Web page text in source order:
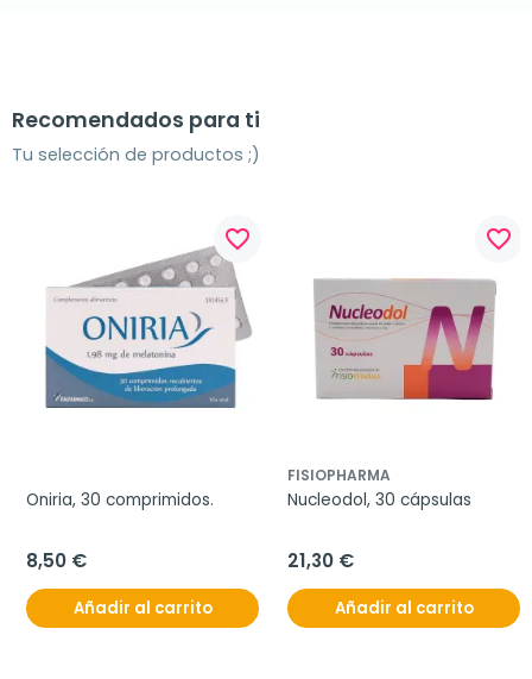
Recomendados para ti
Tu selección de productos ;)
favorite_border
Oniria, 30 comprimidos.
8,50 €
Añadir al carrito
favorite_border
FISIOPHARMA
Nucleodol, 30 cápsulas
21,30 €
Añadir al carrito